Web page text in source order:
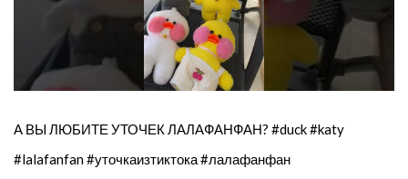
А ВЫ ЛЮБИТЕ УТОЧЕК ЛАЛАФАНФАН? #duck #katy
#lalafanfan #уточкаизтиктока #лалафанфан